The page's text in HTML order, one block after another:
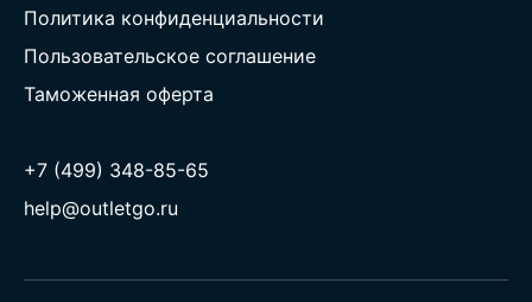
Политика конфиденциальности
Пользовательское соглашение
Таможенная оферта
+7 (499) 348-85-65
help@outletgo.ru